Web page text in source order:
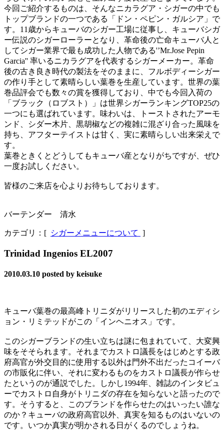
今回ご紹介するものは、そんなニカラグア・シガーの中でも
トップブランドの一つである「ドン・ペピン・ガルシア」で
す。11歳からキューバのシガー工場に従事し、キューバシガ
ー伝説のシガーローラーとなり、革命後の亡命キューバ人と
してシガー業界で最も成功した人物である'’Mr.Jose Pepin
Garcia'' 率いるニカラグアを代表するシガーメーカー。革命
後の古き良き時代の製法をそのままに、フルボディーシガー
の作り手として素晴らしい葉巻を生産しています。世界の葉
巻品評会でも数々の賞を獲得しており、中でも今回入荷の
「ブラック（ロブスト）」は世界シガーランキングTOP25の
一つにも選ばれています。味わいは、トーストされたアーモ
ンド、シダー木片、黒胡椒などの複雑に混ざり合った風味を
持ち、アフターテイストは甘く、実に素晴らしい出来栄えで
す。
葉巻ときくとどうしてもキューバ産となりがちですが、ぜひ
一度お試しください。
皆様のご来店を心よりお待ちしております。
バーテンダー 清水
カテゴリ：[ シガーメニューについて ]
Trinidad Ingenios EL2007
2010.03.10 posted by keisuke
キューバ葉巻の最高峰トリニダがリリースした初のエディシ
ョン・リミテッドがこの「インヘニオス」です。
このシガーブランドの生い立ちは謎に包まれていて、大変興
味をそそられます。それまでカストロ議長をはじめとする政
府高官が外交目的に使用する以外は門外不出だったコイーバ
の市販化に伴い、それに変わるものをカストロ議長が作らせ
たというのが通説でした。しかし1994年、雑誌のインタビュ
ーでカストロ自身がトリニダの存在を知らないと語ったので
す。そうすると、このブランドを作らせたのはいったい誰な
のか？キューバの政府高官以外、真実を知るものはいないの
です。いつか真実が明かされる日がくるのでしょうね。